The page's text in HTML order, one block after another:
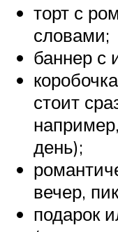
торт с
словами;
баннер с
стоит
день);
вечер,
подарок